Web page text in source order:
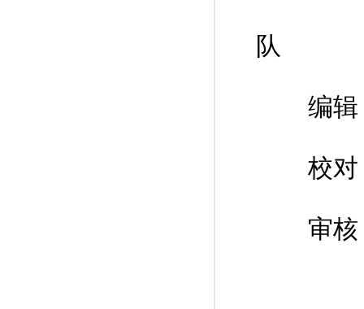
队
编辑
校对
审核